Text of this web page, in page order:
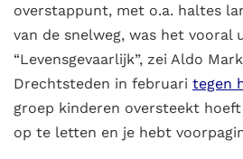
overstappunt, met o.a. haltes
van de snelweg, was het vooral
“Levensgevaarlijk”, zei Aldo
Drechtsteden in februari tegen
groep kinderen oversteekt
op te letten en je hebt